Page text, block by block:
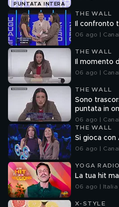
PUNTATA INTERA
THE WALL
Il confronto
06 ago |
THE WALL
Il momento
06 ago |
THE WALL
Sono
puntata in
06 ago |
THE WALL
Si gioca con
06 ago |
YOGA
La tua hit
06 ago | Italia
X-STYLE